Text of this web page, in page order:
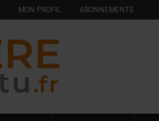
MON PROFIL ABONNEMENTS